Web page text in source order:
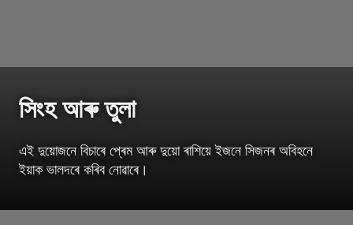
সিংহ আৰু তুলা
এই দুয়োজনে বিচাৰে প্ৰেম আৰু দুয়ো ৰাশিয়ে ইজনে সিজনৰ অবিহনে
ইয়াক ভালদৰে কৰিব নোৱাৰে।